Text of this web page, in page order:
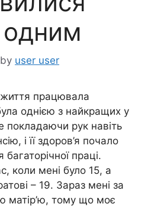
by user user
працювала
однією з найкращих у
покладаючи рук навіть
і її здоров’я почало
багаторічної праці.
коли мені було 15, а
– 19. Зараз мені за
матір’ю, тому що моє